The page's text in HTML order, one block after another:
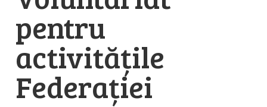
pentru
activitățile
Federației